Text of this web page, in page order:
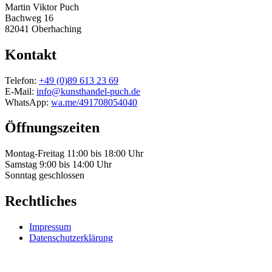
Martin Viktor Puch
Bachweg 16
82041 Oberhaching
Kontakt
Telefon: +49 (0)89 613 23 69
E-Mail: info@kunsthandel-puch.de
WhatsApp: wa.me/491708054040
Öffnungszeiten
Montag-Freitag 11:00 bis 18:00 Uhr
Samstag 9:00 bis 14:00 Uhr
Sonntag geschlossen
Rechtliches
Impressum
Datenschutzerklärung